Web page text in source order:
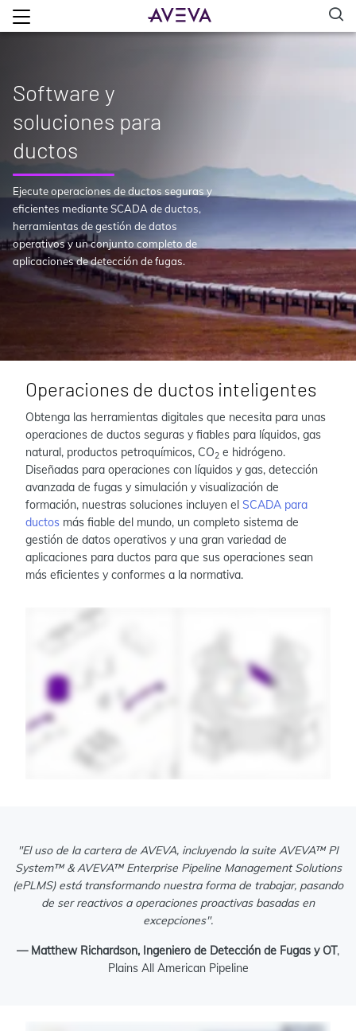
Software y
soluciones para
ductos
Ejecute operaciones de ductos seguras y
eficientes mediante SCADA de ductos,
herramientas de gestión de datos
operativos y un conjunto completo de
aplicaciones de detección de fugas.
Operaciones de ductos inteligentes
Obtenga las herramientas digitales que necesita para unas
operaciones de ductos seguras y fiables para líquidos, gas
natural, productos petroquímicos, CO2 e hidrógeno.
Diseñadas para operaciones con líquidos y gas, detección
avanzada de fugas y simulación y visualización de
formación, nuestras soluciones incluyen el SCADA para
ductos más fiable del mundo, un completo sistema de
gestión de datos operativos y una gran variedad de
aplicaciones para ductos para que sus operaciones sean
más eficientes y conformes a la normativa.
"El uso de la cartera de AVEVA, incluyendo la suite AVEVA™ PI
System™ & AVEVA™ Enterprise Pipeline Management Solutions
(ePLMS) está transformando nuestra forma de trabajar, pasando
de ser reactivos a operaciones proactivas basadas en
excepciones".
— Matthew Richardson, Ingeniero de Detección de Fugas y OT,
Plains All American Pipeline